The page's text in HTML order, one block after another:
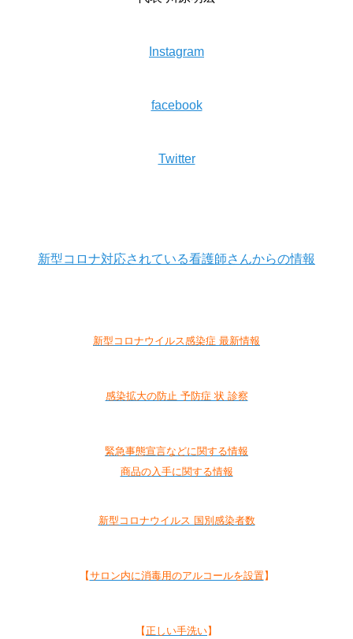
Instagram
facebook
Twitter
新型コロナ対応されている看護師さんからの情報
新型コロナウイルス感染症 最新情報
感染拡大の防止 予防症 状 診察
緊急事態宣言などに関する情報
商品の入手に関する情報
新型コロナウイルス 国別感染者数
【サロン内に消毒用のアルコールを設置】
【正しい手洗い】